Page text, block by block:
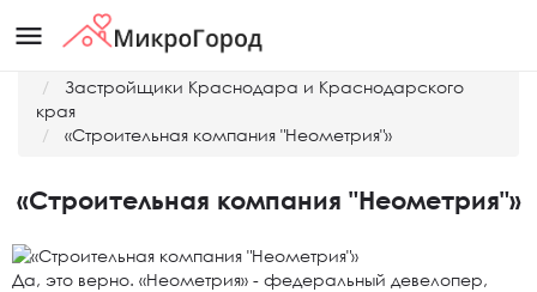
menu
Застройщики Краснодара и Краснодарского
края
«Строительная компания "Неометрия"»
«Строительная компания "Неометрия"»
Да, это верно. «Неометрия» - федеральный девелопер,